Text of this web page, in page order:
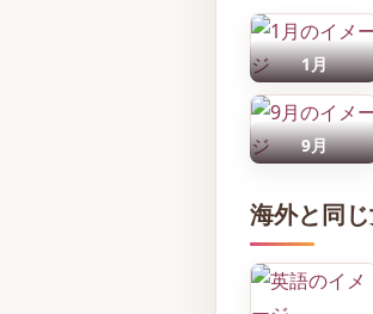
1月
9月
海外と同